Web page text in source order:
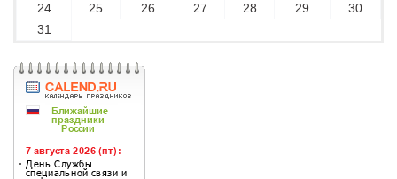
24
25 26 27 28 29
30
31